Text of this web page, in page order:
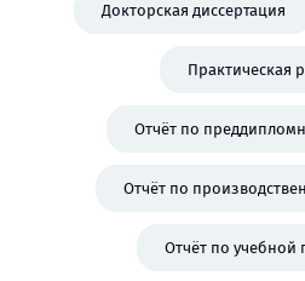
Докторская диссертация
Практическая
Отчёт по
Отчёт по
Отчёт по учебной